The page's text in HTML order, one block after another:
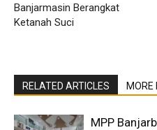
Banjarmasin Berangkat
Ketanah Suci
RELATED ARTICLES MORE
MPP